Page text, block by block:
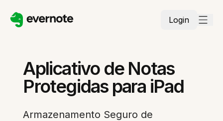
Login
Aplicativo de Notas
Protegidas para iPad
Armazenamento Seguro de